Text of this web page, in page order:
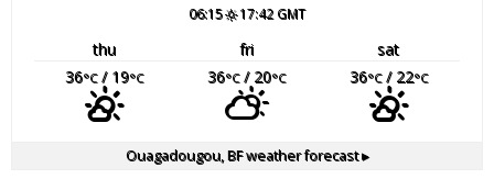
06:15 17:42 GMT
thu fri
sat
36°C/ 19°C 36°C/ 20°C 36°C/ 22°C
Ouagadougou, BFweather forecast ▸